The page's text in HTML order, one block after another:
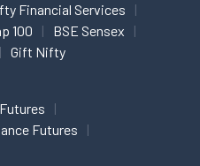
Financial Services
100
BSE Sensex
Gift Nifty
Futures